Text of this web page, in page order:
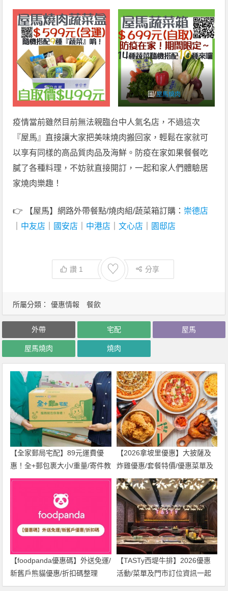
圖/屋馬燒肉
疫情當前雖然目前無法親臨台中人氣名店，不過這次
『屋馬』直接讓大家把美味燒肉搬回家，輕鬆在家就可
以享有同樣的高品質肉品及海鮮。防疫在家如果餐餐吃
膩了各種料理，不妨就直接開訂，一起和家人們體驗居
家燒肉樂趣！
👉 【屋馬】網路外帶餐點/燒肉組/蔬菜箱訂購： 崇德店
中友店 國安店 中港店 ｜文心店 園邸店
讚 1 ♡ 分享
所屬分類： 優惠情報 餐飲
外帶 宅配 屋馬
屋馬燒肉 燒肉
【全家郵局宅配】89元運費優
惠！全+郵包裹大小/重量/寄件教
學一次看
【2026拿坡里優惠】大披薩及
炸雞優惠/套餐特價/優惠菜單及
門市一起看
【foodpanda優惠碼】外送免運/
新舊戶熊貓優惠/折扣碼整理
(2026年)
【TASTy西堤牛排】2026優惠
活動/菜單及門市訂位資訊一起
看